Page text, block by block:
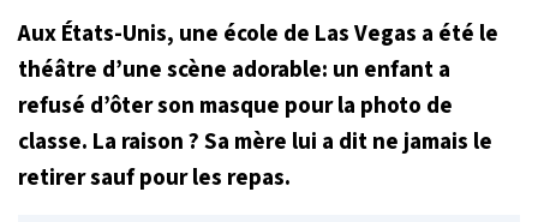
Aux États-Unis, une école de Las Vegas a été le
théâtre d’une scène adorable: un enfant a
refusé d’ôter son masque pour la photo de
classe. La raison ? Sa mère lui a dit ne jamais le
retirer sauf pour les repas.